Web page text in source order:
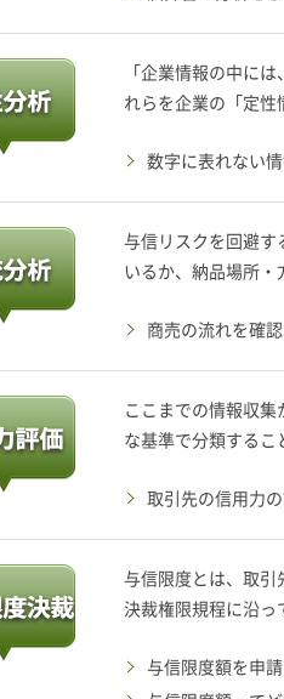
「企業情報の中に
れらを企業の「定性
数字に表れない
与信リスクを回避す
いるか、納品場所・
商売の流れを確
ここまでの情報収
な基準で分類するこ
取引先の信用力
与信限度とは、取引
決裁権限規程に沿っ
与信限度額を申請